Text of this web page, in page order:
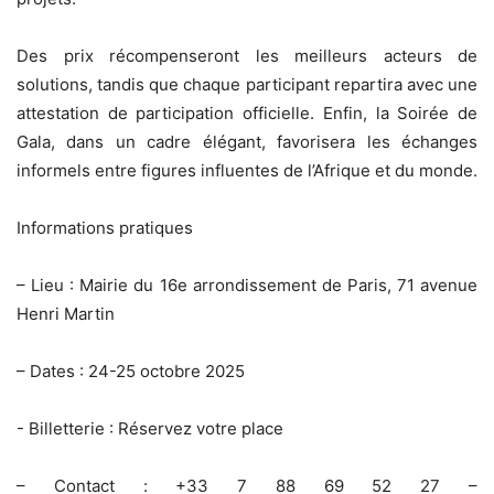
Des prix récompenseront les meilleurs acteurs de
solutions, tandis que chaque participant repartira avec une
attestation de participation officielle. Enfin, la Soirée de
Gala, dans un cadre élégant, favorisera les échanges
informels entre figures influentes de l’Afrique et du monde.
Informations pratiques
– Lieu : Mairie du 16e arrondissement de Paris, 71 avenue
Henri Martin
– Dates : 24-25 octobre 2025
-️ Billetterie : Réservez votre place
– Contact : +33 7 88 69 52 27 –